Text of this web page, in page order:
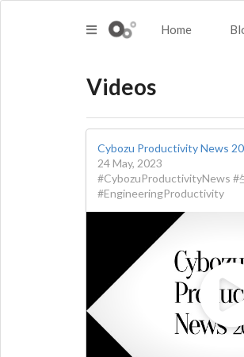
Home
Videos
Cybozu Productivity News
24 May, 2023
#CybozuProductivityNews #
#EngineeringProductivity